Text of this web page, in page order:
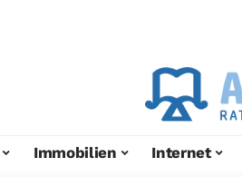
Immobilien Internet